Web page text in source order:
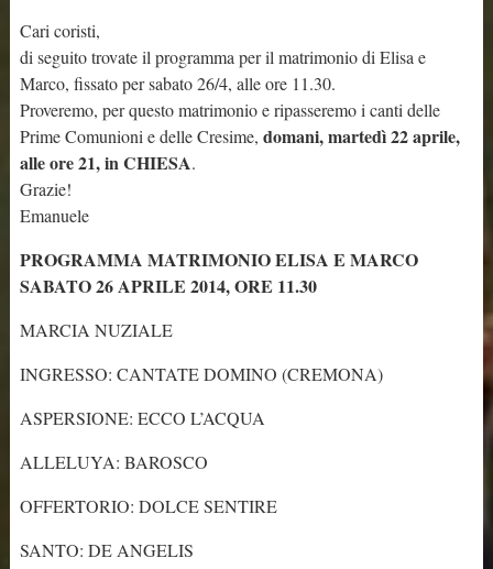
Cari coristi,
di seguito trovate il programma per il matrimonio di Elisa e
Marco, fissato per sabato 26/4, alle ore 11.30.
Proveremo, per questo matrimonio e ripasseremo i canti delle
Prime Comunioni e delle Cresime, domani, martedì 22 aprile,
alle ore 21, in CHIESA.
Grazie!
Emanuele
PROGRAMMA MATRIMONIO ELISA E MARCO
SABATO 26 APRILE 2014, ORE 11.30
MARCIA NUZIALE
INGRESSO: CANTATE DOMINO (CREMONA)
ASPERSIONE: ECCO L’ACQUA
ALLELUYA: BAROSCO
OFFERTORIO: DOLCE SENTIRE
SANTO: DE ANGELIS